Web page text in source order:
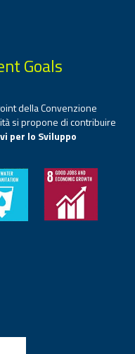
Goals
della Convenzione
si propone di contribuire
per lo Sviluppo